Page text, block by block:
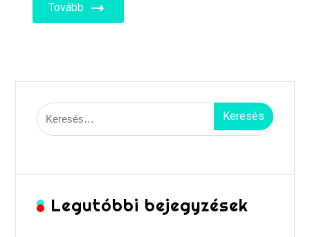
Tovább
Keresés:
Legutóbbi bejegyzések